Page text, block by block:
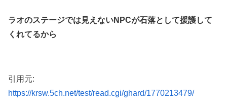
ラオのステージでは見えないNPCが石落として援護して
くれてるから
引用元:
https://krsw.5ch.net/test/read.cgi/ghard/1770213479/